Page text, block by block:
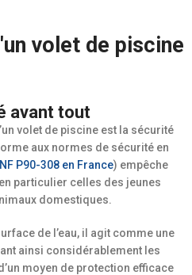
volet de piscine
avant tout
volet de piscine est la sécurité
aux normes de sécurité en
P90-308 en France) empêche
particulier celles des jeunes
domestiques.
de l’eau, il agit comme une
ainsi considérablement les
moyen de protection efficace